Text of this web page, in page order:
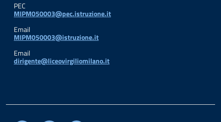
PEC
MIPM050003@pec.istruzione.it
Email
MIPM050003@istruzione.it
Email
dirigente@liceovirgiliomilano.it